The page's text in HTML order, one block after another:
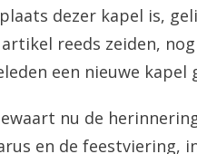
dezer kapel is,
reeds zeiden,
een nieuwe kapel
nu de
en de feestviering,